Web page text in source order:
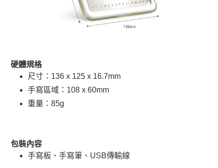
硬體規格
尺寸：136 x 125 x 16.7mm
手寫區域：108 x 60mm
重量：85g
包裝內容
手寫板、手寫筆、USB傳輸線